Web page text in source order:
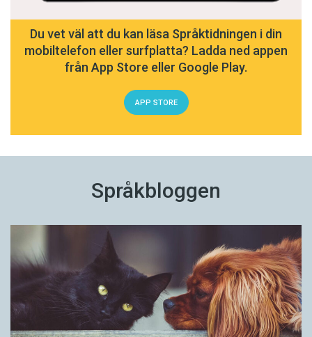
Du vet väl att du kan läsa Språktidningen i din
mobiltelefon eller surfplatta? Ladda ned appen
från App Store eller Google Play.
APP STORE
Språkbloggen